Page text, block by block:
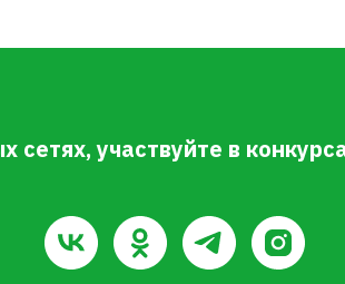
сетях, участвуйте в